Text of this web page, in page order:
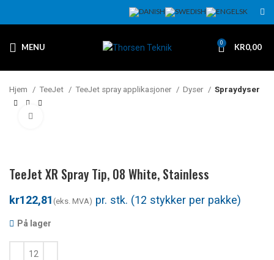
MENU 0 KR0,00
Hjem TeeJet TeeJet spray applikasjoner Dyser Spraydyser
TeeJet XR Spray Tip, 08 White, Stainless
kr
På lager